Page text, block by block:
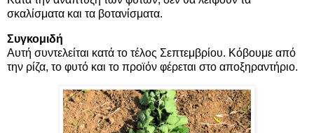
σκαλίσματα και τα βοτανίσματα.
Συγκομιδή
Αυτή συντελείται κατά το τέλος Σεπτεμβρίου. Κόβουμε από
την ρίζα, το φυτό και το προϊόν φέρεται στο αποξηραντήριο.